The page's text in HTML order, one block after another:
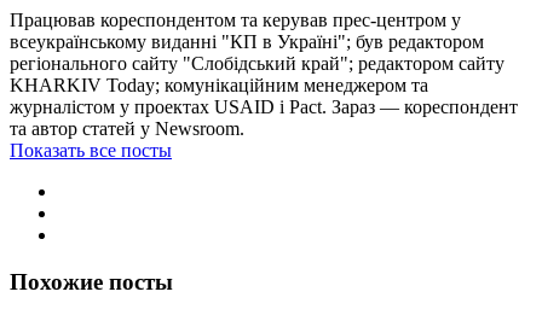
Працював кореспондентом та керував прес-центром у
всеукраїнському виданні "КП в Україні"; був редактором
регіонального сайту "Слобідський край"; редактором сайту
KHARKIV Today; комунікаційним менеджером та
журналістом у проектах USAID і Pact. Зараз — кореспондент
та автор статей у Newsroom.
Показать все посты
Похожие посты